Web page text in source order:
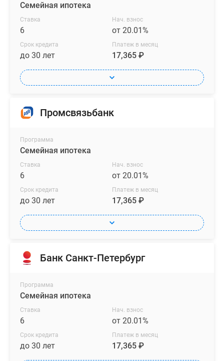
Семейная ипотека
Ставка
6
Нач. взнос
от 20.01%
Срок кредита
до 30 лет
Платеж в месяц
17,365 ₽
Промсвязьбанк
Программа
Семейная ипотека
Ставка
6
Нач. взнос
от 20.01%
Срок кредита
до 30 лет
Платеж в месяц
17,365 ₽
Банк Санкт-Петербург
Программа
Семейная ипотека
Ставка
6
Нач. взнос
от 20.01%
Срок кредита
до 30 лет
Платеж в месяц
17,365 ₽